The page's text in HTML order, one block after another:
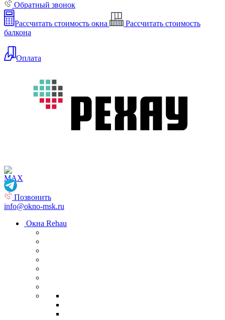
Обратный звонок
Рассчитать стоимость окна
Рассчитать стоимость
балкона
Оплата
Позвонить
info@okno-msk.ru
Окна Rehau